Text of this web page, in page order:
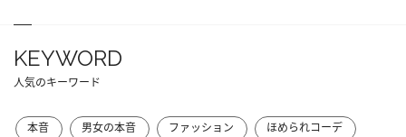
KEYWORD
人気のキーワード
本音 男女の本音 ファッション ほめられコーデ